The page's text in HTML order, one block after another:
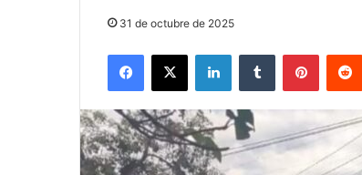
31 de octubre de 2025
Facebook
X LinkedInTumblr Pinterest